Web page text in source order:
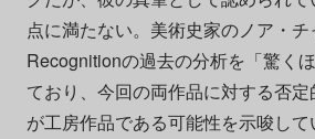
点に満たない。美術史家のノア・
Recognitionの過去の分析を「驚く
ており、今回の両作品に対する否
が工房作品である可能性を示唆し